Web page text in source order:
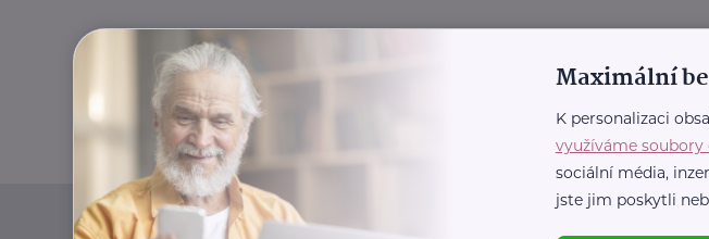
Maximální
K personalizaci
využíváme soubory
sociální média,
jste jim poskytli